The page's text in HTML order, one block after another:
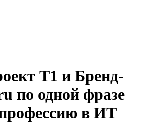
T1 и Бренд-
по одной фразе
в ИТ